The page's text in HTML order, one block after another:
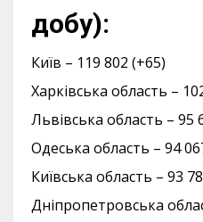
добу):
Київ – 119 802 (+65)
Харківська область –
Львівська область – 95
Одеська область – 94
Київська область – 93
Дніпропетровська